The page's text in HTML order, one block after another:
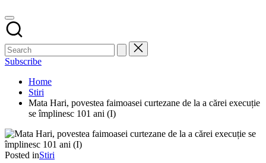
Subscribe
Home
Stiri
Mata Hari, povestea faimoasei curtezane de la a cărei execuție
se împlinesc 101 ani (I)
Posted inStiri